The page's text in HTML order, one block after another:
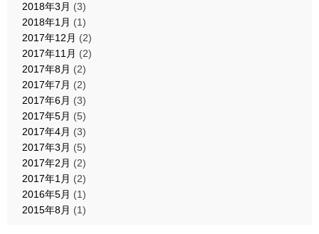
2018年3月 (3)
2018年1月 (1)
2017年12月 (2)
2017年11月 (2)
2017年8月 (2)
2017年7月 (2)
2017年6月 (3)
2017年5月 (5)
2017年4月 (3)
2017年3月 (5)
2017年2月 (2)
2017年1月 (2)
2016年5月 (1)
2015年8月 (1)